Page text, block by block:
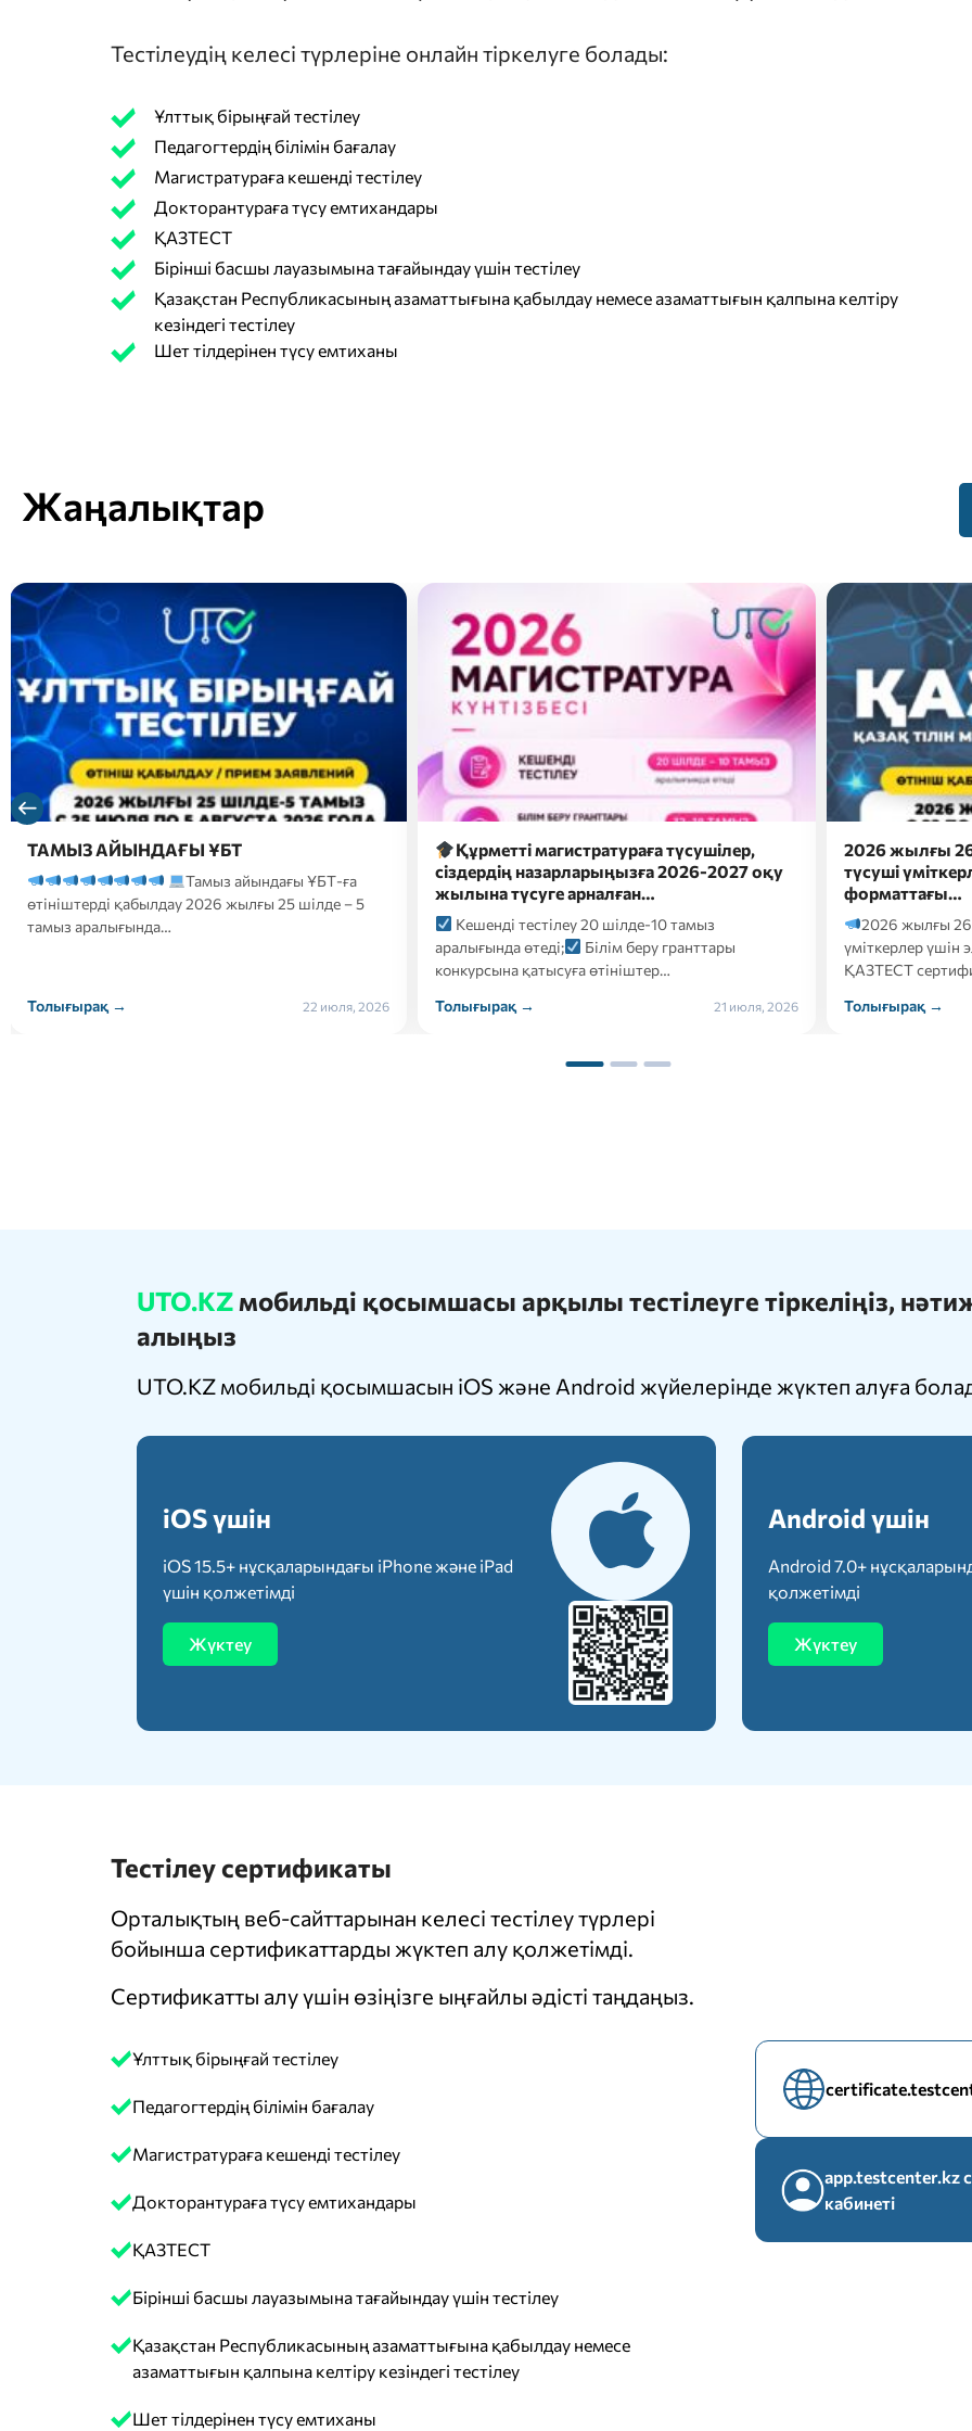
Тестілеудің келесі түрлеріне онлайн тіркелуге болады:
Ұлттық бірыңғай тестілеу
Педагогтердің білімін бағалау
Магистратураға кешенді тестілеу
Докторантураға түсу емтихандары
ҚАЗТЕСТ
Бірінші басшы лауазымына тағайындау үшін тестілеу
Қазақстан Республикасының азаматтығына қабылдау немесе азаматтығын қалпына келтіру
кезіндегі тестілеу
Шет тілдерінен түсу емтиханы
Жаңалықтар
Құрметті магистратураға түсушілер,
сіздердің назарларыңызға 2026-2027 оқу
жылына түсуге арналған…
Кешенді тестілеу 20 шілде-10 тамыз
Толығырақ →
21 июля, 2026
2026 жылғы 26 шілдеде докторантураға
түсуші үміткерлер үшін электронды
форматтағы…
2026 жылғы 26 шілдеде докторантураға түсуші
үміткерлер үшін электронды форматтағы
ҚАЗТЕСТ сертификаттық тестілеуі келесі…
Толығырақ →
21 июля, 2026
Сәлем,
Болашақ
ба?
Онда
кәсіби бағдарлау
Толығырақ →
UTO.KZ мобильді қосымшасы арқылы тестілеуге тіркеліңіз,
алыңыз
UTO.KZ мобильді қосымшасын iOS және Android жүйелерінде жүктеп алуға
iOS үшін
iOS 15.5+ нұсқаларындағы iPhone және iPad
үшін қолжетімді
Жүктеу
Android үшін
Android 7.0+
қолжетімді
Жүктеу
Тестілеу сертификаты
Орталықтың веб-сайттарынан келесі тестілеу түрлері
бойынша сертификаттарды жүктеп алу қолжетімді.
Сертификатты алу үшін өзіңізге ыңғайлы әдісті таңдаңыз.
Ұлттық бірыңғай тестілеу
Педагогтердің білімін бағалау
Магистратураға кешенді тестілеу
Докторантураға түсу емтихандары
ҚАЗТЕСТ
Бірінші басшы лауазымына тағайындау үшін тестілеу
Қазақстан Республикасының азаматтығына қабылдау немесе
азаматтығын қалпына келтіру кезіндегі тестілеу
Шет тілдерінен түсу емтиханы
app.testcenter.kz
кабинеті